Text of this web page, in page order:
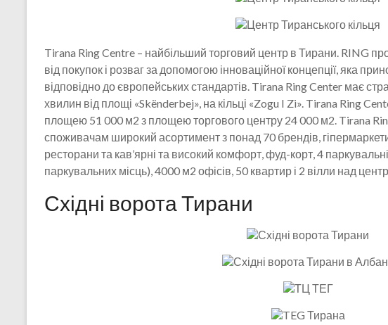
Tirana Ring Centre – найбільший торговий центр в Тирани. RING
від покупок і розваг за допомогою інноваційної концепції, яка
відповідно до європейських стандартів. Tirana Ring Center має
хвилин від площі «Skënderbej», на кільці «Zogu I Zi». Tirana Ring
площею 51 000 м2 з площею торгового центру 24 000 м2. Tirana
споживачам широкий асортимент з понад 70 брендів,
ресторани та кав’ярні та високий комфорт, фуд-корт, 4
паркувальних місць), 4000 м2 офісів, 50 квартир і 2 вілли над
Східні ворота Тирани